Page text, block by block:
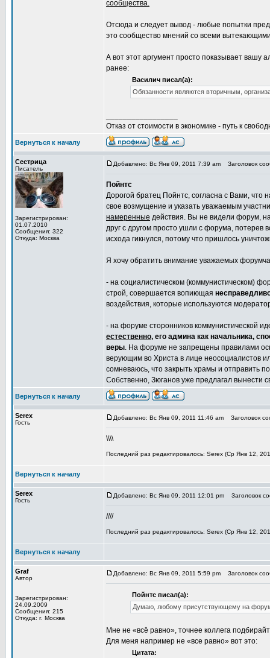
сообщества.
Отсюда и следует вывод - любые попытки
это сообщество мнений со всеми
А вот этот аргумент просто показывает вашу
ранее:
Василич писал(а):
Обязанности являются вторичным,
Отказ от стоимости в экономике - путь к
Вернуться к началу
Сестрица
Писатель
Зарегистрирован:
01.07.2010
Сообщения: 322
Откуда: Москва
Добавлено: Вс Янв 09, 2011 7:39 am Заголовок
Пойнтс
Дорогой братец Пойнтс, согласна с Вами, что
свое возмущение и указать уважаемым
намеренные действия. Вы не видели форум,
друг с другом просто ушли с форума, потерев
исхода гикнулся, потому что пришлось
Я хочу обратить внимание уважаемых
- на социалистическом (коммунистическом)
строй, совершается вопиющая
воздействия, которые используются
- на форуме сторонников коммунистической
естественно, его админа как начальника,
веры. На форуме не запрещены правилами
верующим во Христа в лице неосоциалистов
сомневаюсь, что закрыть храмы и отправить
Собственно, Зюганов уже предлагал вынести
Вернуться к началу
Serex
Гость
Добавлено: Вс Янв 09, 2011 11:46 am Заголовок
\\\\
Последний раз редактировалось: Serex (Ср Янв 12,
Вернуться к началу
Serex
Гость
Добавлено: Вс Янв 09, 2011 12:01 pm Заголовок
////
Последний раз редактировалось: Serex (Ср Янв 12,
Вернуться к началу
Graf
Автор
Зарегистрирован:
24.09.2009
Сообщения: 215
Откуда: г. Москва
Добавлено: Вс Янв 09, 2011 5:59 pm Заголовок
Пойнтс писал(а):
Думаю, любому присутствующему на
Мне не «всё равно», точнее коллега
Для меня например не «все равно» вот это:
Цитата: